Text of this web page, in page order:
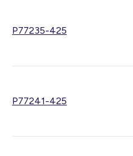
P77235-425
P77241-425